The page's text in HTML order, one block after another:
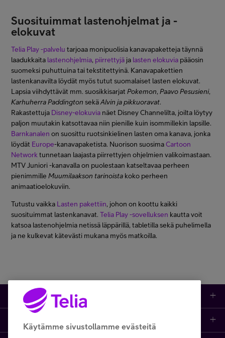
Suosituimmat lastenohjelmat ja -
elokuvat
Telia Play -palvelu tarjoaa monipuolisia kanavapaketteja täynnä
laadukkaita lastenohjelmia, piirrettyjä ja lasten elokuvia pääosin
suomeksi puhuttuina tai tekstitettyinä. Kanavapakettien
lastenkanavilta löydät myös tutut suomalaiset lasten elokuvat.
Lapsia viihdyttävät mm. suosikkisarjatPokemon,Paavo Pesusieni,
Karhuherra PaddingtonsekäAlvin ja pikkuoravat.
Rakastettuja Disney-elokuvia näet Disney Channelilta, joilta löytyy
paljon muutakin katsottavaa niin pienille kuin isommillekin lapsille.
Barnkanalen on suosittu ruotsinkielinen lasten oma kanava, jonka
löydät Europe-kanavapaketista. Nuorison suosimaCartoon
Network tunnetaan laajasta piirrettyjen ohjelmien valikoimastaan.
MTV Juniori -kanavalla on puolestaan katseltavaa perheen
pienimmilleMuumilaakson tarinoista koko perheen
animaatioelokuviin.
Tutustu vaikka Lasten pakettiin, johon on koottu kaikki
suosituimmat lastenkanavat.Telia Play -sovelluksen kautta voit
katsoa lastenohjelmia netissä läppärillä, tabletilla sekä puhelimella
ja ne kulkevat kätevästi mukana myös matkoilla.
Kauppa
Käytämme sivustollamme evästeitä